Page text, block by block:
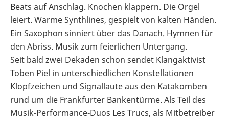
Beats auf Anschlag. Knochen klappern. Die Orgel
leiert. Warme Synthlines, gespielt von kalten Händen.
Ein Saxophon sinniert über das Danach. Hymnen für
den Abriss. Musik zum feierlichen Untergang.
Seit bald zwei Dekaden schon sendet Klangaktivist
Toben Piel in unterschiedlichen Konstellationen
Klopfzeichen und Signallaute aus den Katakomben
rund um die Frankfurter Bankentürme. Als Teil des
Musik-Performance-Duos Les Trucs, als Mitbetreiber